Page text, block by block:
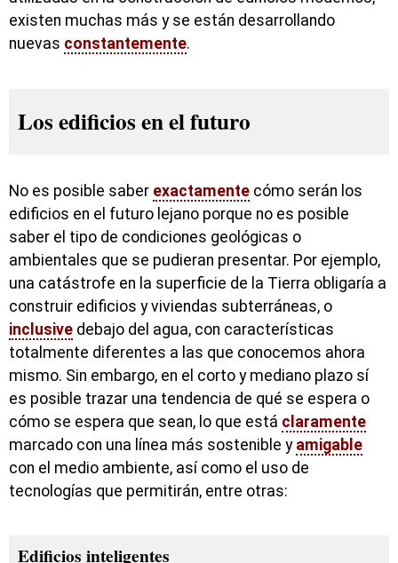
existen muchas más y se están desarrollando
nuevas constantemente.
Los edificios en el futuro
No es posible saber exactamente cómo serán los
edificios en el futuro lejano porque no es posible
saber el tipo de condiciones geológicas o
ambientales que se pudieran presentar. Por ejemplo,
una catástrofe en la superficie de la Tierra obligaría a
construir edificios y viviendas subterráneas, o
inclusive debajo del agua, con características
totalmente diferentes a las que conocemos ahora
mismo. Sin embargo, en el corto y mediano plazo sí
es posible trazar una tendencia de qué se espera o
cómo se espera que sean, lo que está claramente
marcado con una línea más sostenible y amigable
con el medio ambiente, así como el uso de
tecnologías que permitirán, entre otras:
Edificios inteligentes